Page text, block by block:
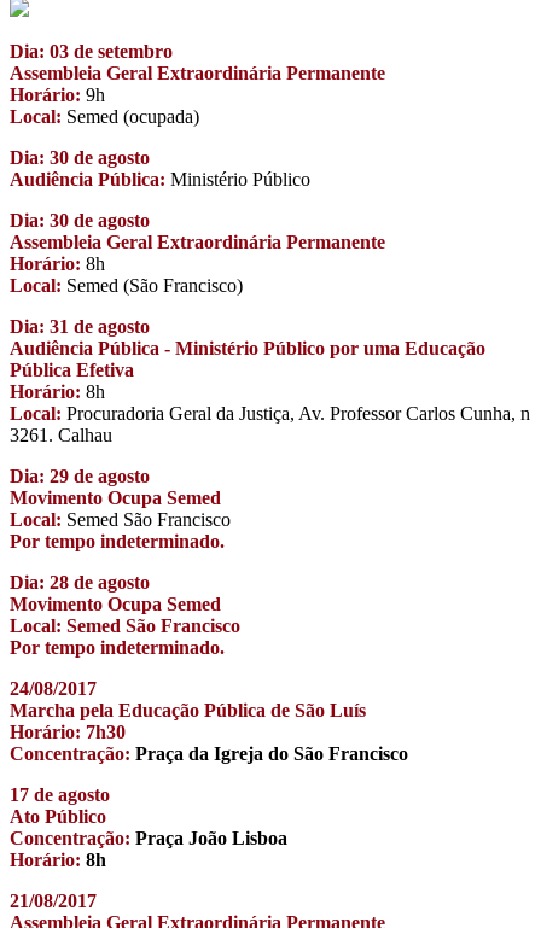
Dia: 03 de setembro
Assembleia Geral Extraordinária Permanente
Horário: 9h
Local: Semed (ocupada)
Dia: 30 de agosto
Audiência Pública: Ministério Público
Dia: 30 de agosto
Assembleia Geral Extraordinária Permanente
Horário: 8h
Local: Semed (São Francisco)
Dia: 31 de agosto
Audiência Pública - Ministério Público por uma Educação
Pública Efetiva
Horário: 8h
Local: Procuradoria Geral da Justiça, Av. Professor Carlos Cunha, n
3261. Calhau
Dia: 29 de agosto
Movimento Ocupa Semed
Local: Semed São Francisco
Por tempo indeterminado.
Dia: 28 de agosto
Movimento Ocupa Semed
Local: Semed São Francisco
Por tempo indeterminado.
24/08/2017
Marcha pela Educação Pública de São Luís
Horário: 7h30
Concentração: Praça da Igreja do São Francisco
17 de agosto
Ato Público
Concentração: Praça João Lisboa
Horário: 8h
21/08/2017
Assembleia Geral Extraordinária Permanente